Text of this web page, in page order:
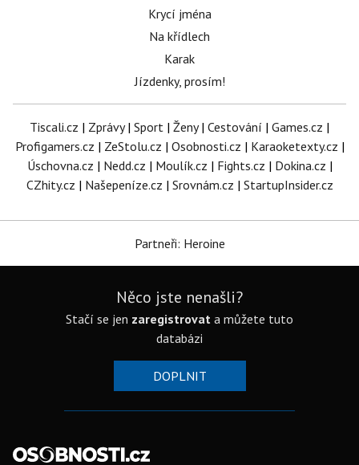
Krycí jména
Na křídlech
Karak
Jízdenky, prosím!
Tiscali.cz | Zprávy| Sport | Ženy| Cestování | Games.cz |
Profigamers.cz | ZeStolu.cz | Osobnosti.cz | Karaoketexty.cz |
Úschovna.cz | Nedd.cz | Moulík.cz | Fights.cz | Dokina.cz |
CZhity.cz | Našepeníze.cz | Srovnám.cz | StartupInsider.cz
Partneři: Heroine
Něco jste nenašli?
Stačí se jen zaregistrovat a můžete tuto
databázi
DOPLNIT